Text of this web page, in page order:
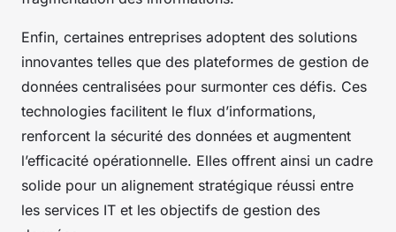
Enfin, certaines entreprises adoptent des solutions
innovantes telles que des plateformes de gestion de
données centralisées pour surmonter ces défis. Ces
technologies facilitent le flux d’informations,
renforcent la sécurité des données et augmentent
l’efficacité opérationnelle. Elles offrent ainsi un cadre
solide pour un alignement stratégique réussi entre
les services IT et les objectifs de gestion des